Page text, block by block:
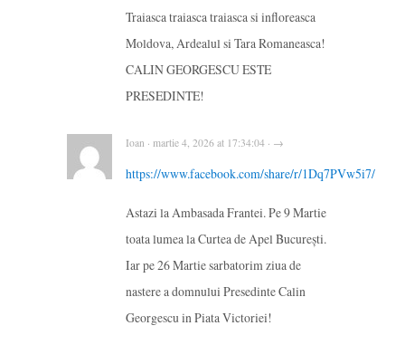
Traiasca traiasca traiasca si infloreasca
Moldova, Ardealul si Tara Romaneasca!
CALIN GEORGESCU ESTE
PRESEDINTE!
Ioan · martie 4, 2026 at 17:34:04 · →
https://www.facebook.com/share/r/1Dq7PVw5i7/
Astazi la Ambasada Frantei. Pe 9 Martie
toata lumea la Curtea de Apel București.
Iar pe 26 Martie sarbatorim ziua de
nastere a domnului Presedinte Calin
Georgescu in Piata Victoriei!